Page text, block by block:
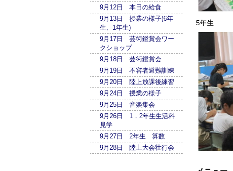
9月12日 本日の給食
9月13日 授業の様子(6年
生、1年生)
9月17日 芸術鑑賞会ワー
クショップ
9月18日 芸術鑑賞会
9月19日 不審者避難訓練
9月20日 陸上放課後練習
9月24日 授業の様子
9月25日 音楽集会
9月26日 1，2年生生活科
見学
9月27日 2年生 算数
9月28日 陸上大会壮行会
5年生